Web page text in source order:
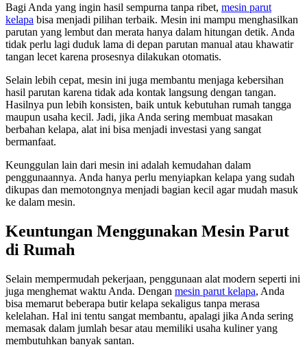
Bagi Anda yang ingin hasil sempurna tanpa ribet, mesin parut
kelapa bisa menjadi pilihan terbaik. Mesin ini mampu menghasilkan
parutan yang lembut dan merata hanya dalam hitungan detik. Anda
tidak perlu lagi duduk lama di depan parutan manual atau khawatir
tangan lecet karena prosesnya dilakukan otomatis.
Selain lebih cepat, mesin ini juga membantu menjaga kebersihan
hasil parutan karena tidak ada kontak langsung dengan tangan.
Hasilnya pun lebih konsisten, baik untuk kebutuhan rumah tangga
maupun usaha kecil. Jadi, jika Anda sering membuat masakan
berbahan kelapa, alat ini bisa menjadi investasi yang sangat
bermanfaat.
Keunggulan lain dari mesin ini adalah kemudahan dalam
penggunaannya. Anda hanya perlu menyiapkan kelapa yang sudah
dikupas dan memotongnya menjadi bagian kecil agar mudah masuk
ke dalam mesin.
Keuntungan Menggunakan Mesin Parut
di Rumah
Selain mempermudah pekerjaan, penggunaan alat modern seperti ini
juga menghemat waktu Anda. Dengan mesin parut kelapa, Anda
bisa memarut beberapa butir kelapa sekaligus tanpa merasa
kelelahan. Hal ini tentu sangat membantu, apalagi jika Anda sering
memasak dalam jumlah besar atau memiliki usaha kuliner yang
membutuhkan banyak santan.